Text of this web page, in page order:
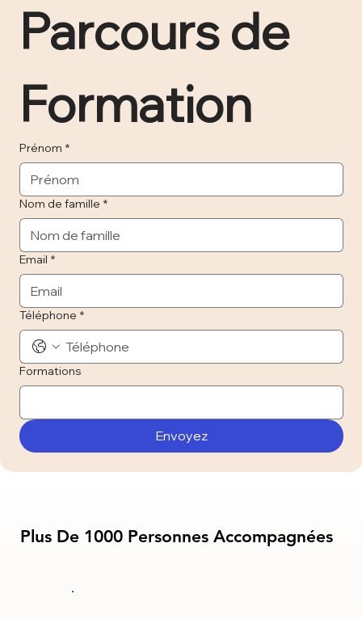
Parcours de
Prénom *
Nom de famille *
Email *
Téléphone *
Formations
Envoyez
Plus De 1000 Personnes Accompagnées
Plus De 1000 Personnes Accompagnées